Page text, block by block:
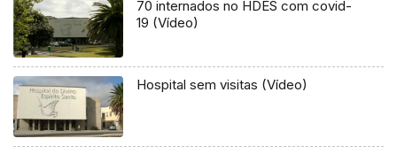
70 internados no HDES com covid-
19 (Vídeo)
Hospital sem visitas (Vídeo)